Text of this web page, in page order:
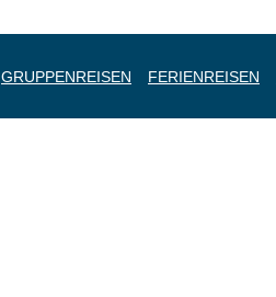
GRUPPENREISEN FERIENREISEN